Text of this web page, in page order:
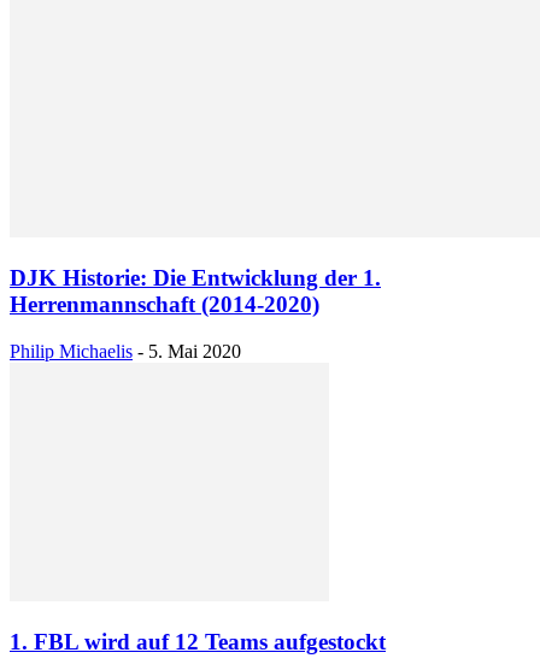
DJK Historie: Die Entwicklung der 1.
Herrenmannschaft (2014-2020)
Philip Michaelis - 5. Mai 2020
1. FBL wird auf 12 Teams aufgestockt